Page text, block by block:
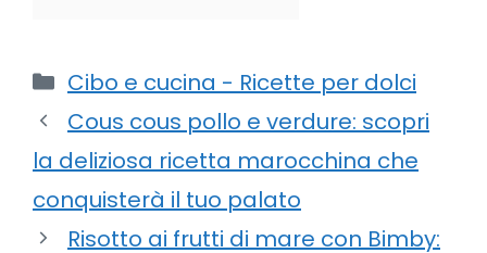
Categorie
Cibo e cucina - Ricette per dolci
Cous cous pollo e verdure: scopri
la deliziosa ricetta marocchina che
conquisterà il tuo palato
Risotto ai frutti di mare con Bimby: